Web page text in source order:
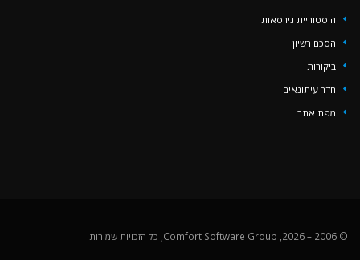
היסטוריית גירסאות
הסכם רשיון
ביקורות
חדר עיתונאים
מפת אתר
© 2006 – 2026, Comfort Software Group, כל הזכויות שמורות.